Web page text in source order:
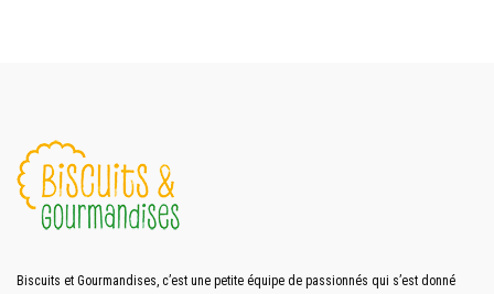
Biscuits et Gourmandises, c’est une petite équipe de passionnés qui s’est donné